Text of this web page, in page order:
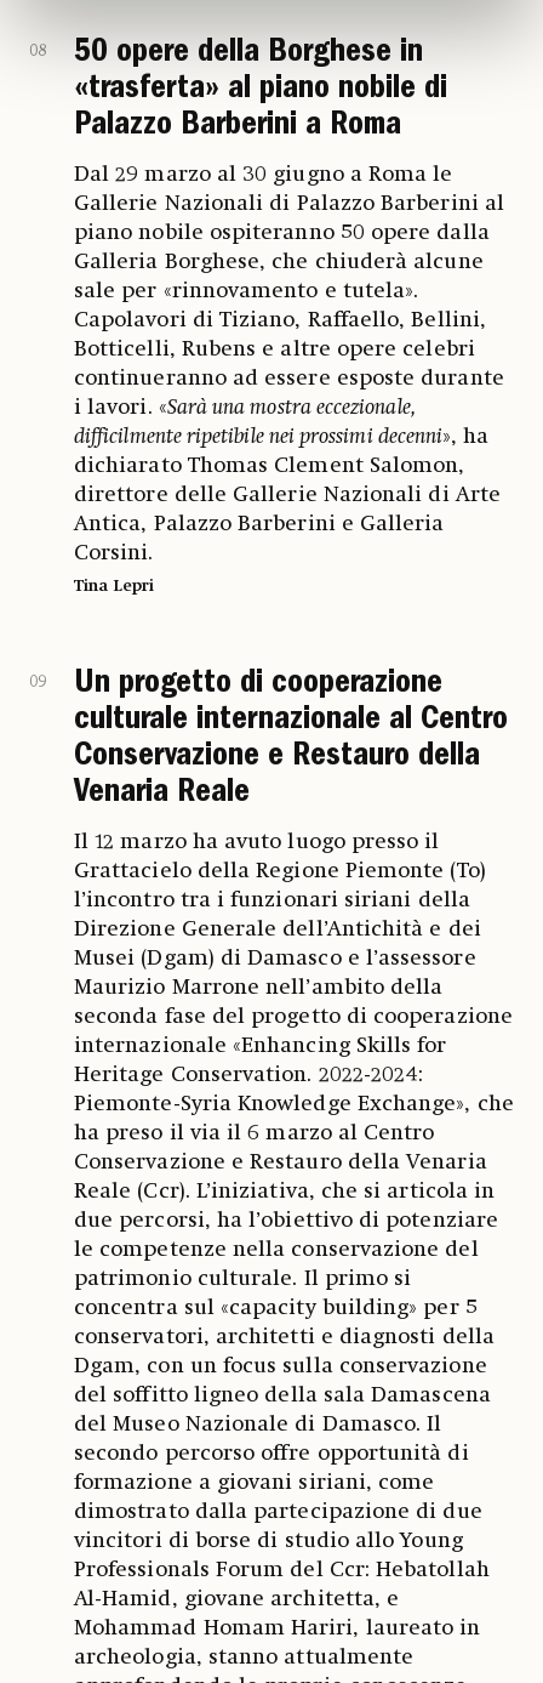
08
50 opere della Borghese in
«trasferta» al piano nobile di
Palazzo Barberini a Roma
Dal 29 marzo al 30 giugno a Roma le
Gallerie Nazionali di Palazzo Barberini al
piano nobile ospiteranno 50 opere dalla
Galleria Borghese, che chiuderà alcune
sale per «rinnovamento e tutela».
Capolavori di Tiziano, Raffaello, Bellini,
Botticelli, Rubens e altre opere celebri
continueranno ad essere esposte durante
i lavori. «Sarà una mostra eccezionale,
difficilmente ripetibile nei prossimi decenni», ha
dichiarato Thomas Clement Salomon,
direttore delle Gallerie Nazionali di Arte
Antica, Palazzo Barberini e Galleria
Corsini.
Tina Lepri
09
Un progetto di cooperazione
culturale internazionale al Centro
Conservazione e Restauro della
Venaria Reale
Il 12 marzo ha avuto luogo presso il
Grattacielo della Regione Piemonte (To)
l’incontro tra i funzionari siriani della
Direzione Generale dell’Antichità e dei
Musei (Dgam) di Damasco e l’assessore
Maurizio Marrone nell’ambito della
seconda fase del progetto di cooperazione
internazionale «Enhancing Skills for
Heritage Conservation. 2022-2024:
Piemonte-Syria Knowledge Exchange», che
ha preso il via il 6 marzo al Centro
Conservazione e Restauro della Venaria
Reale (Ccr). L’iniziativa, che si articola in
due percorsi, ha l’obiettivo di potenziare
le competenze nella conservazione del
patrimonio culturale. Il primo si
concentra sul «capacity building» per 5
conservatori, architetti e diagnosti della
Dgam, con un focus sulla conservazione
del soffitto ligneo della sala Damascena
del Museo Nazionale di Damasco. Il
secondo percorso offre opportunità di
formazione a giovani siriani, come
dimostrato dalla partecipazione di due
vincitori di borse di studio allo Young
Professionals Forum del Ccr: Hebatollah
Al-Hamid, giovane architetta, e
Mohammad Homam Hariri, laureato in
archeologia, stanno attualmente